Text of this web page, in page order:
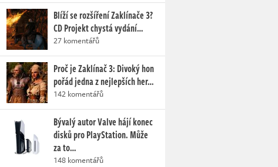
Blíží se rozšíření Zaklínače 3?
CD Projekt chystá vydání…
27 komentářů
Proč je Zaklínač 3: Divoký hon
pořád jedna z nejlepších her…
142 komentářů
Bývalý autor Valve hájí konec
disků pro PlayStation. Může
za to…
148 komentářů